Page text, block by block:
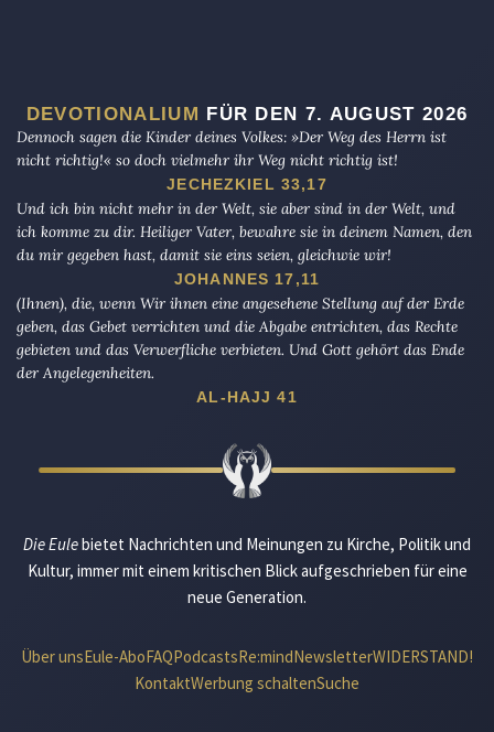
DEVOTIONALIUM FÜR DEN 7. AUGUST 2026
Dennoch sagen die Kinder deines Volkes: »Der Weg des Herrn ist
nicht richtig!« so doch vielmehr ihr Weg nicht richtig ist!
JECHEZKIEL 33,17
Und ich bin nicht mehr in der Welt, sie aber sind in der Welt, und
ich komme zu dir. Heiliger Vater, bewahre sie in deinem Namen, den
du mir gegeben hast, damit sie eins seien, gleichwie wir!
JOHANNES 17,11
(Ihnen), die, wenn Wir ihnen eine angesehene Stellung auf der Erde
geben, das Gebet verrichten und die Abgabe entrichten, das Rechte
gebieten und das Verwerfliche verbieten. Und Gott gehört das Ende
der Angelegenheiten.
AL-HAJJ 41
Die Eulebietet Nachrichten und Meinungen zu Kirche, Politik und
Kultur, immer mit einem kritischen Blick aufgeschrieben für eine
neue Generation.
Über unsEule-AboFAQPodcastsRe:mindNewsletterWIDERSTAND!
KontaktWerbung schaltenSuche